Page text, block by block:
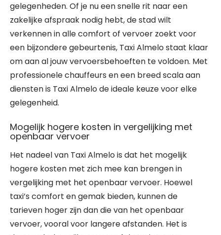
gelegenheden. Of je nu een snelle rit naar een
zakelijke afspraak nodig hebt, de stad wilt
verkennen in alle comfort of vervoer zoekt voor
een bijzondere gebeurtenis, Taxi Almelo staat klaar
om aan al jouw vervoersbehoeften te voldoen. Met
professionele chauffeurs en een breed scala aan
diensten is Taxi Almelo de ideale keuze voor elke
gelegenheid.
Mogelijk hogere kosten in vergelijking met
openbaar vervoer
Het nadeel van Taxi Almelo is dat het mogelijk
hogere kosten met zich mee kan brengen in
vergelijking met het openbaar vervoer. Hoewel
taxi’s comfort en gemak bieden, kunnen de
tarieven hoger zijn dan die van het openbaar
vervoer, vooral voor langere afstanden. Het is